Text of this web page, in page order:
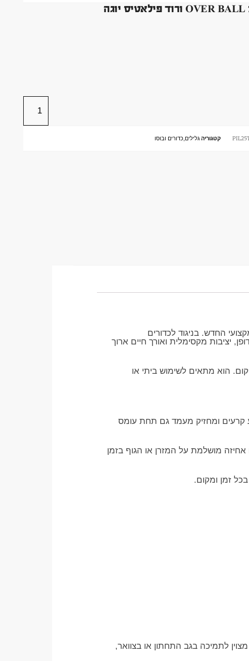
קטגוריה גלילים,כדורים ובוסו
החדש. בניגוד לכדורים
לו עמידות יוצאת דופן, יציבות מקסימלית ואורך חיים ארוך
הוא מתאים לשימוש ביתי או
עבה וחזק יותר המונע קרעים ומחזיק מעמד גם תחת עומס
מושלמת על המזרן או הגוף בזמן
זמן ומקום.
לתמיכה בגב התחתון או בצוואר,